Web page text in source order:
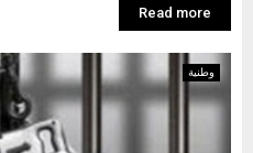
Read more
وطنية